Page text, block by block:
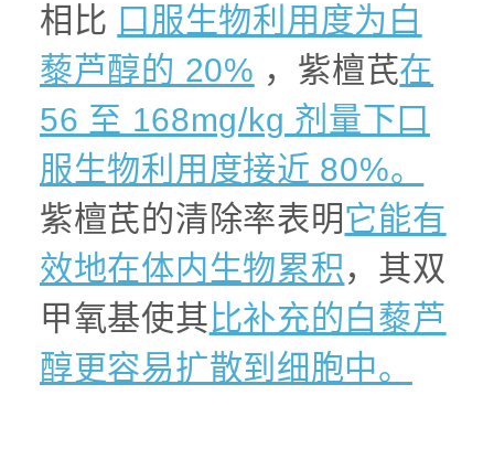
相比 口服生物利用度为白
藜芦醇的 20% ，紫檀芪在
56 至 168mg/kg 剂量下口
服生物利用度接近 80%。
紫檀芪的清除率表明它能有
效地在体内生物累积 ，其双
甲氧基使其 比补充的白藜芦
醇更容易扩散到细胞中。